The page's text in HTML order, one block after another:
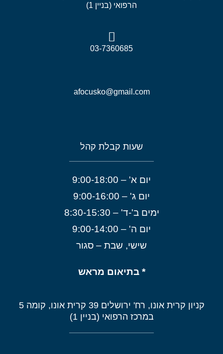
הרפואי (בניין 1)
03-7360685
afocusko@gmail.com
שעות קבלת קהל
יום א' – 9:00-18:00
יום ג' – 9:00-16:00
ימים ב'-ד' – 8:30-15:30
יום ה' – 9:00-14:00
שישי, שבת – סגור
* בתיאום מראש
קניון קרית אונו, רח' ירושלים 39 קרית אונו, קומה 5
במרכז הרפואי (בניין 1)